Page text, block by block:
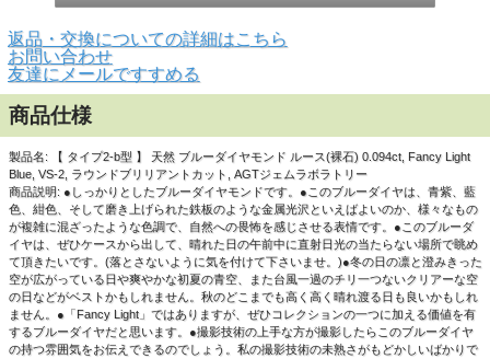
▲白い背景で撮影しました。
返品・交換についての詳細はこちら
お問い合わせ
友達にメールですすめる
商品仕様
製品名: 【 タイプ2-b型 】 天然 ブルーダイヤモンド ルース(裸石) 0.094ct, Fancy Light
Blue, VS-2, ラウンドブリリアントカット, AGTジェムラボラトリー
商品説明: ●しっかりとしたブルーダイヤモンドです。●このブルーダイヤは、青紫、藍
色、紺色、そして磨き上げられた鉄板のような金属光沢といえばよいのか、様々なもの
が複雑に混ざったような色調で、自然への畏怖を感じさせる表情です。●このブルーダ
イヤは、ぜひケースから出して、晴れた日の午前中に直射日光の当たらない場所で眺め
て頂きたいです。(落とさないように気を付けて下さいませ。)●冬の日の凛と澄みきった
空が広がっている日や爽やかな初夏の青空、また台風一過のチリ一つないクリアーな空
の日などがベストかもしれません。秋のどこまでも高く高く晴れ渡る日も良いかもしれ
ません。●「Fancy Light」ではありますが、ぜひコレクションの一つに加える価値を有
するブルーダイヤだと思います。●撮影技術の上手な方が撮影したらこのブルーダイヤ
の持つ雰囲気をお伝えできるのでしょう。私の撮影技術の未熟さがもどかしいばかりで